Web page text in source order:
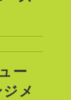
ー
メ